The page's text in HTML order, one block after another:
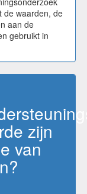
de waarden, de
aan de
gebruikt in
zijn
van